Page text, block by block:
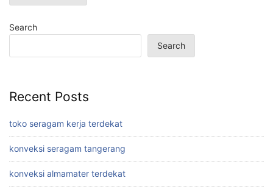
Search
Search
Recent Posts
toko seragam kerja terdekat
konveksi seragam tangerang
konveksi almamater terdekat